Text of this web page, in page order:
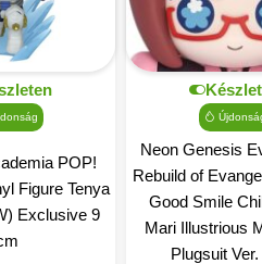
POP!
Figure Tenya
Exclusive 9
Neon Genesis
Rebuild of
Good Smile
Mari Illustrious
Plugsuit